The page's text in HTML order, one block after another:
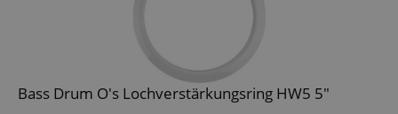
Bass Drum O's Lochverstärkungsring HW5 5"